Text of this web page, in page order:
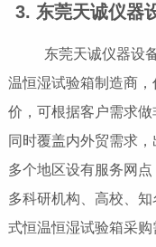
3. 东莞天诚仪器
东莞天诚仪器设备
温恒湿试验箱制造商
价，可根据客户需求做
同时覆盖内外贸需求
多个地区设有服务网
多科研机构、高校、
式恒温恒湿试验箱采